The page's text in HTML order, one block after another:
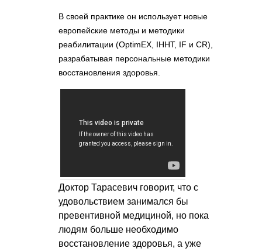
В своей практике он использует новые
европейские методы и методики
реабилитации (OptimEX, IHHT, IF и CR),
разрабатывая персональные методики
восстановления здоровья.
Доктор Тарасевич говорит, что с
удовольствием занимался бы
превентивной медициной, но пока
людям больше необходимо
восстановление здоровья, а уже